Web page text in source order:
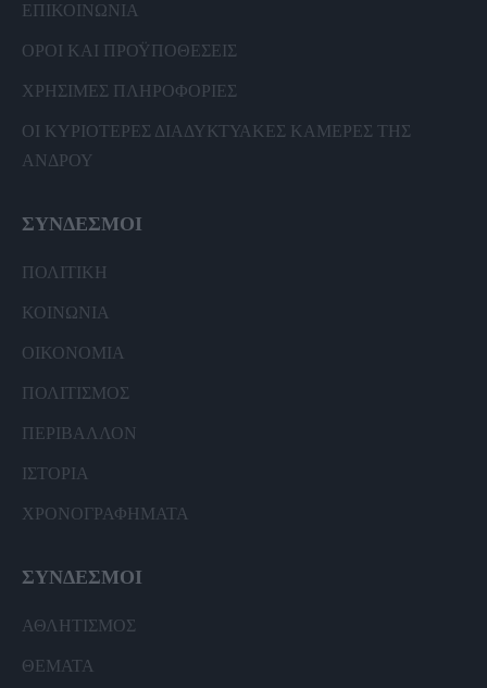
ΕΠΙΚΟΙΝΩΝΙΑ
ΟΡΟΙ ΚΑΙ ΠΡΟΫΠΟΘΕΣΕΙΣ
ΧΡΗΣΙΜΕΣ ΠΛΗΡΟΦΟΡΙΕΣ
ΟΙ ΚΥΡΙΟΤΕΡΕΣ ΔΙΑΔΥΚΤΥΑΚΕΣ ΚΑΜΕΡΕΣ ΤΗΣ
ΑΝΔΡΟΥ
ΣΥΝΔΕΣΜΟΙ
ΠΟΛΙΤΙΚΗ
ΚΟΙΝΩΝΙΑ
ΟΙΚΟΝΟΜΙΑ
ΠΟΛΙΤΙΣΜΟΣ
ΠΕΡΙΒΑΛΛΟΝ
ΙΣΤΟΡΙΑ
ΧΡΟΝΟΓΡΑΦΗΜΑΤΑ
ΣΥΝΔΕΣΜΟΙ
ΑΘΛΗΤΙΣΜΟΣ
ΘΕΜΑΤΑ